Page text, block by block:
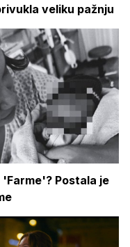
veliku pažnju
Postala je